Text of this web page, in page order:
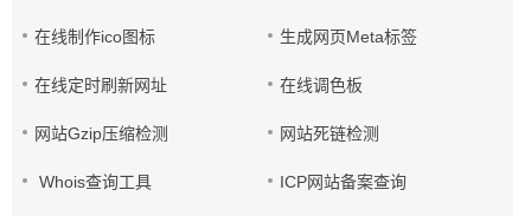
在线制作ico图标 生成网页Meta标签
在线定时刷新网址 在线调色板
网站Gzip压缩检测 网站死链检测
Whois查询工具 ICP网站备案查询